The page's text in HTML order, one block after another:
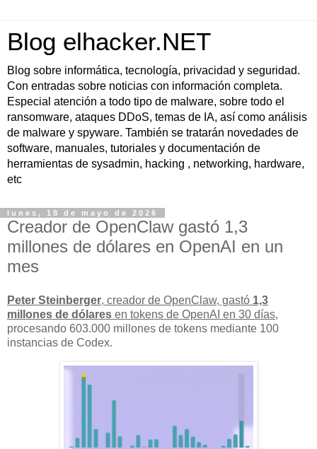
Blog elhacker.NET
Blog sobre informática, tecnología, privacidad y seguridad.
Con entradas sobre noticias con información completa.
Especial atención a todo tipo de malware, sobre todo el
ransomware, ataques DDoS, temas de IA, así como análisis
de malware y spyware. También se tratarán novedades de
software, manuales, tutoriales y documentación de
herramientas de sysadmin, hacking , networking, hardware,
etc
lunes, 18 de mayo de 2026
Creador de OpenClaw gastó 1,3
millones de dólares en OpenAI en un
mes
Peter Steinberger, creador de OpenClaw, gastó 1,3
millones de dólares en tokens de OpenAI en 30 días,
procesando 603.000 millones de tokens mediante 100
instancias de Codex.